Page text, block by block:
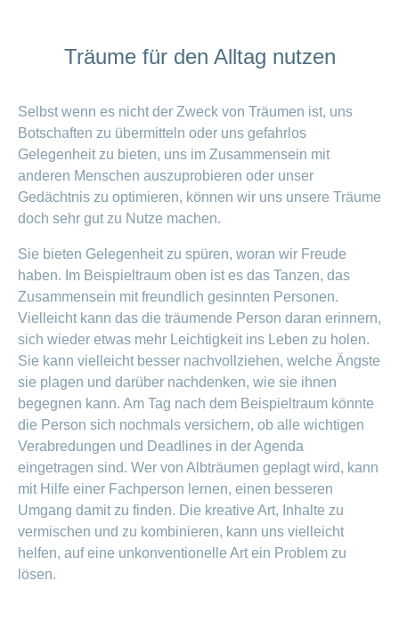
Träume für den Alltag nutzen
Selbst wenn es nicht der Zweck von Träumen ist, uns
Botschaften zu übermitteln oder uns gefahrlos
Gelegenheit zu bieten, uns im Zusammensein mit
anderen Menschen auszuprobieren oder unser
Gedächtnis zu optimieren, können wir uns unsere Träume
doch sehr gut zu Nutze machen.
Sie bieten Gelegenheit zu spüren, woran wir Freude
haben. Im Beispieltraum oben ist es das Tanzen, das
Zusammensein mit freundlich gesinnten Personen.
Vielleicht kann das die träumende Person daran erinnern,
sich wieder etwas mehr Leichtigkeit ins Leben zu holen.
Sie kann vielleicht besser nachvollziehen, welche Ängste
sie plagen und darüber nachdenken, wie sie ihnen
begegnen kann. Am Tag nach dem Beispieltraum könnte
die Person sich nochmals versichern, ob alle wichtigen
Verabredungen und Deadlines in der Agenda
eingetragen sind. Wer von Albträumen geplagt wird, kann
mit Hilfe einer Fachperson lernen, einen besseren
Umgang damit zu finden. Die kreative Art, Inhalte zu
vermischen und zu kombinieren, kann uns vielleicht
helfen, auf eine unkonventionelle Art ein Problem zu
lösen.